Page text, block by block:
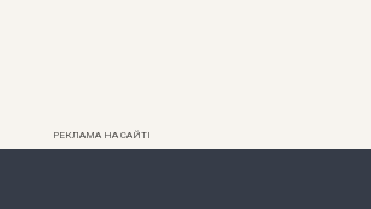
РЕКЛАМА НА САЙТІ